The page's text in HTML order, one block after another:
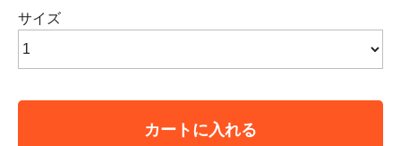
サイズ
カートに入れる